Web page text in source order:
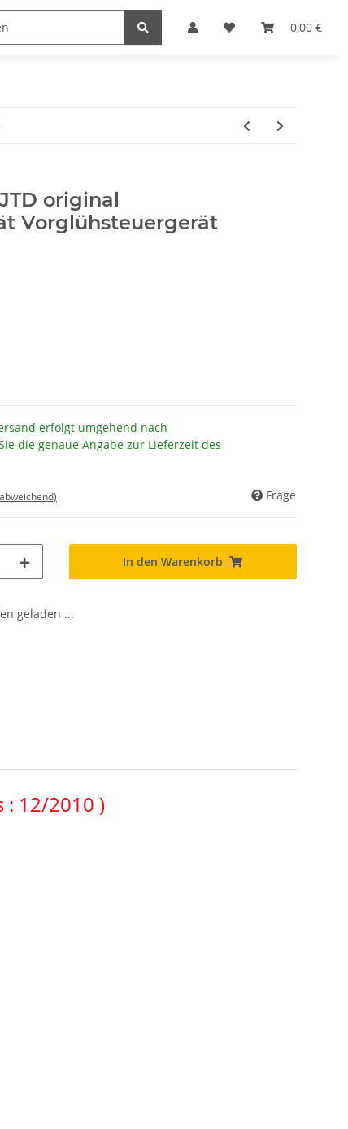
0,00 €
original
Vorglühsteuergerät
erfolgt umgehend nach
die genaue Angabe zur Lieferzeit des
Frage
In den Warenkorb
geladen ...
: 12/2010 )